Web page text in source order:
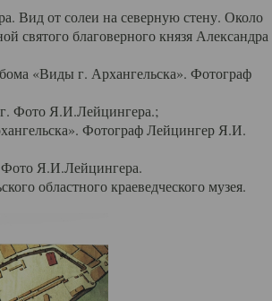
Вид от солеи на северную стену. Около
святого благоверного князя Александра
«Виды г. Архангельска». Фотограф
Фото Я.И.Лейцингера.;
Фотограф Лейцингер Я.И.
Фото Я.И.Лейцингера.
областного краеведческого музея.